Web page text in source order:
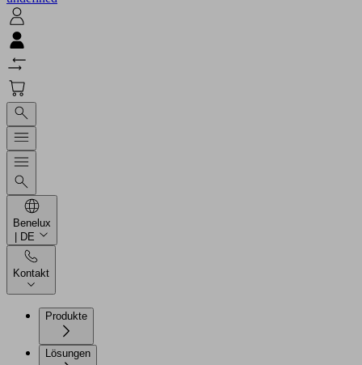
Benelux
| DE
Kontakt
Produkte
Lösungen